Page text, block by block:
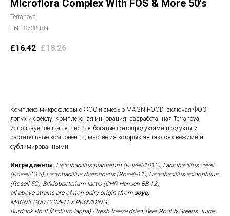
Microflora Complex With FOS & More 50's
Terranova
TN-T0738-BN
£16.42 £18.26
Комплекс микрофлоры с ФОС и смесью MAGNIFOOD, включая ФОС,
лопух и свеклу. Комплексная инновация, разработанная Terranova,
использует цельные, чистые, богатые фитопродуктами продукты и
растительные компоненты, многие из которых являются свежими и
сублимированными.
Ингредиенты: Lactobacillus plantarum (Rosell-1012), Lactobacillus casei
(Rosell-215), Lactobacillus rhamnosus (Rosell-11), Lactobacillus acidophilus
(Rosell-52), Bifidobacterium lactis (CHR Hansen BB-12),
all above strains are of non-dairy origin (from soya)
MAGNIFOOD COMPLEX PROVIDING:
Burdock Root [Arctium lappa) - fresh freeze dried, Beet Root & Greens Juice